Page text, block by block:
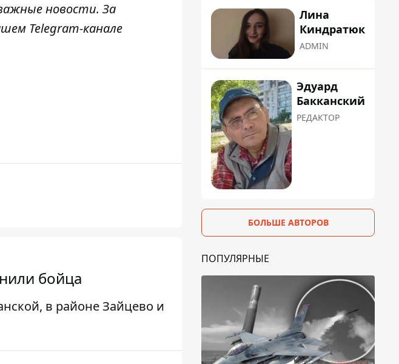
новости. За
Telegram-канале
бойца
в районе Зайцево и
Лина
Киндратюк
ADMIN
Эдуард
Бакканский
РЕДАКТОР
БОЛЬШЕ АВТОРОВ
ПОПУЛЯРНЫЕ